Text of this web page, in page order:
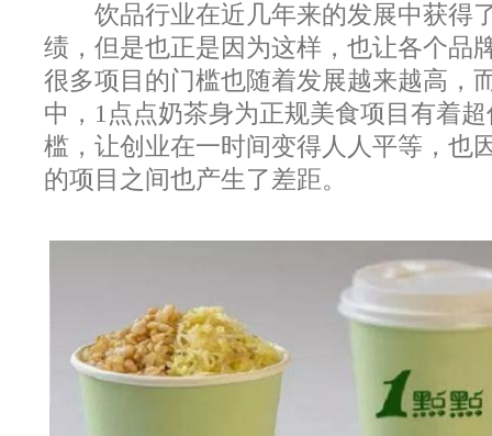
饮品行业在近几年来的发展中获得
绩，但是也正是因为这样，也让各个品
很多项目的门槛也随着发展越来越高，
中，1点点奶茶身为正规美食项目有着
槛，让创业在一时间变得人人平等，也
的项目之间也产生了差距。